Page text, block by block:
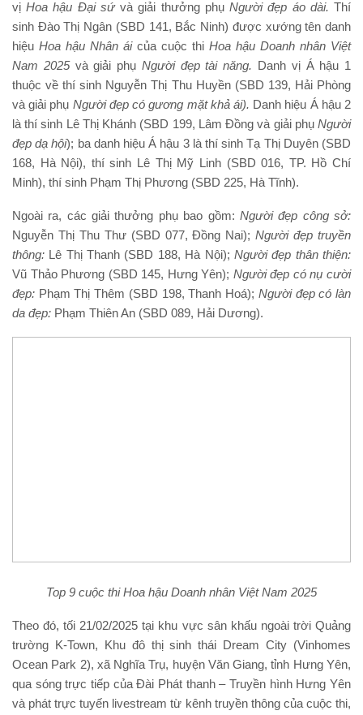
vịHoa hậu Đại sứvà giải thưởng phụNgười đẹp áo dài. Thí
sinh Đào Thị Ngân (SBD 141, Bắc Ninh) được xướng tên danh
hiệu Hoa hậu Nhân ái của cuộc thi Hoa hậu Doanh nhân Việt
Nam 2025 và giải phụ Người đẹp tài năng. Danh vị Á hậu 1
thuộc về thí sinh Nguyễn Thị Thu Huyền (SBD 139, Hải Phòng
và giải phụ Người đẹp có gương mặt khả ái). Danh hiệu Á hậu 2
là thí sinh Lê Thị Khánh (SBD 199, Lâm Đồng và giải phụ Người
đẹp dạ hội); ba danh hiệu Á hậu 3 là thí sinh Tạ Thị Duyên (SBD
168, Hà Nội), thí sinh Lê Thị Mỹ Linh (SBD 016, TP. Hồ Chí
Minh), thí sinh Phạm Thị Phương (SBD 225, Hà Tĩnh).
Ngoài ra, các giải thưởng phụ bao gồm: Người đẹp công sở:
Nguyễn Thị Thu Thư (SBD 077, Đồng Nai);Người đẹp truyền
thông: Lê Thị Thanh (SBD 188, Hà Nội); Người đẹp thân thiện:
Vũ Thảo Phương (SBD 145, Hưng Yên); Người đẹp có nụ cười
đẹp: Phạm Thị Thêm (SBD 198, Thanh Hoá); Người đẹp có làn
da đẹp: Phạm Thiên An (SBD 089, Hải Dương).
Top 9 cuộc thi Hoa hậu Doanh nhân Việt Nam 2025
Theo đó, tối 21/02/2025 tại khu vực sân khấu ngoài trời Quảng
trường K-Town, Khu đô thị sinh thái Dream City (Vinhomes
Ocean Park 2), xã Nghĩa Trụ, huyện Văn Giang, tỉnh Hưng Yên,
qua sóng trực tiếp của Đài Phát thanh – Truyền hình Hưng Yên
và phát trực tuyến livestream từ kênh truyền thông của cuộc thi,